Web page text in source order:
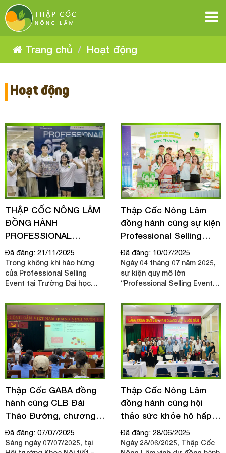
THẬP
CỐC
NÔNG
LÂM
THẬP
CỐC
NÔNG
LÂM
THẬP
CỐC
NÔNG
LÂM
THẬP
CỐC
NÔNG
LÂM
THẬP
CỐC
NÔNG
LÂM
THẬP
CỐC
NÔNG
LÂM
Trang chủ Hoạt động
Hoạt động
THẬP CỐC NÔNG LÂM
ĐỒNG HÀNH
PROFESSIONAL
SELLING EVENT –
TRƯỜNG ĐẠI HỌC FPT
Đã đăng: 21/11/2025
Trong không khí hào hứng
của Professional Selling
Event tại Trường Đại học
góp mặt như một doanh
nghiệp đồng hành, mang đến
không chỉ sản phẩm mà còn
giá trị thực tiễn cho sinh viên
– đúng tinh thần “Nhà trường
– Doanh nghiệp – Thực tiễn”.
Thập Cốc Nông Lâm
đồng hành cùng sự kiện
Professional Selling
Event – FPT TP.HCM
Đã đăng: 10/07/2025
Ngày 04 tháng 07 năm 2025,
sự kiện quy mô lớn
“Professional Selling Event”
doanh – Trường Đại học FPT
TP. HCM tổ chức đã diễn ra
sôi nổi, quy tụ hơn 3.000 sinh
viên, 35+ quầy hàng, 33+
thương hiệu và sự góp mặt
của những diễn giả truyền
cảm hứng. Sự kiện không chỉ
là nơi sinh viên áp dụng kiến
kỹ năng bán hàng chuyên
nghiệp, mà còn là cầu nối
bền chặt giữa doanh nghiệp
nâng cao năng lực cạnh tranh
và tư duy kinh doanh thực
Thập Cốc GABA đồng
hành cùng CLB Đái
Tháo Đường, chương
trình Quý 3 tại bệnh viện
ĐKKV Thủ Đức
Đã đăng: 07/07/2025
Sáng ngày 07/07/2025, tại
Thập Cốc Nông Lâm
đồng hành cùng hội
thảo sức khỏe hô hấp
tại bệnh viện Lê Văn
Thịnh
Đã đăng: 28/06/2025
Ngày 28/06/2025, Thập Cốc